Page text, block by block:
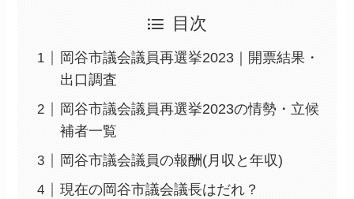
目次
岡谷市議会議員再選挙2023｜開票結果・
出口調査
岡谷市議会議員再選挙2023の情勢・立候
補者一覧
岡谷市議会議員の報酬(月収と年収)
現在の岡谷市議会議長はだれ？